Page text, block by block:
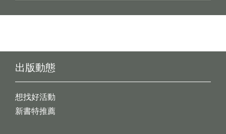
出版動態
想找好活動
新書特推薦